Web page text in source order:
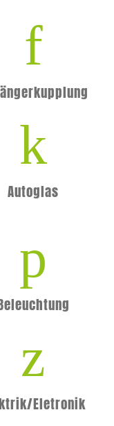
Autoglas
Eletronik